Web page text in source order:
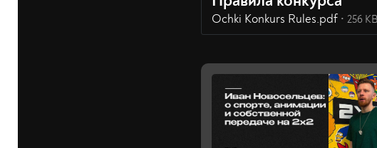
Ochki Konkurs Rules.pdf 256 KB